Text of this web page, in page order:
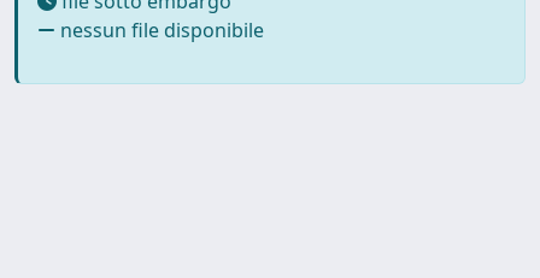
nessun file disponibile